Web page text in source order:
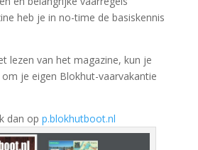
heb je in no-time de basiskennis
lezen van het magazine, kun je
je eigen Blokhut-vaarvakantie
dan op p.blokhutboot.nl